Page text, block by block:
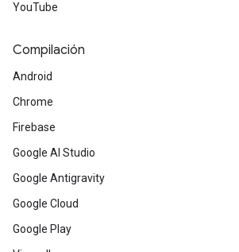
YouTube
Compilación
Android
Chrome
Firebase
Google AI Studio
Google Antigravity
Google Cloud
Google Play